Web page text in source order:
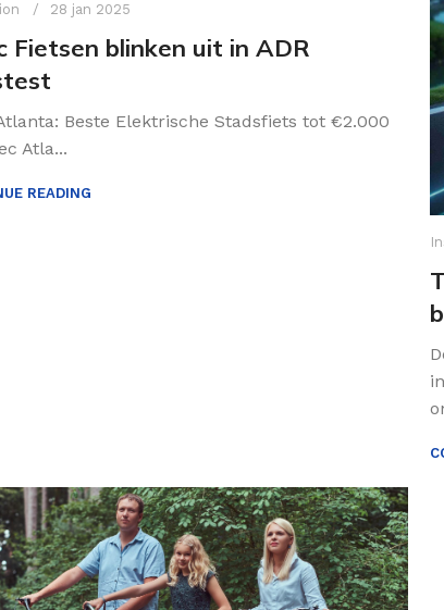
28 jan 2025
Fietsen blinken uit in ADR
Beste Elektrische Stadsfiets tot €2.000
Atla...
READING